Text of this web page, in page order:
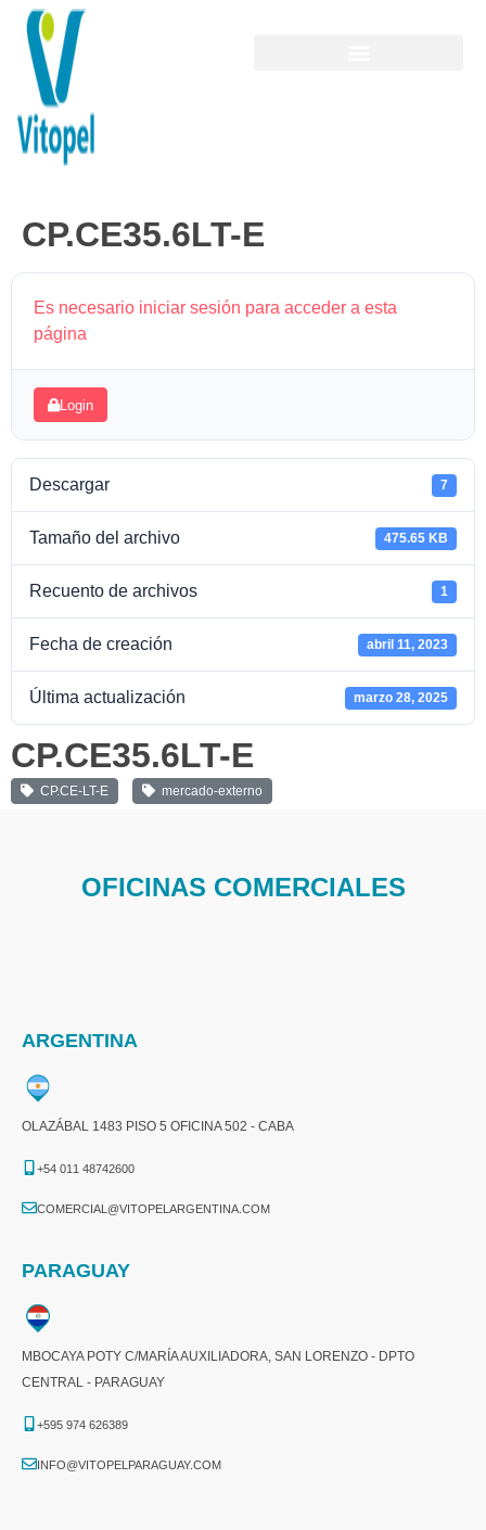
CP.CE35.6LT-E
Es necesario iniciar sesión para acceder a esta
página
Login
Descargar 7
Tamaño del archivo 475.65 KB
Recuento de archivos 1
Fecha de creación abril 11, 2023
Última actualización marzo 28, 2025
CP.CE35.6LT-E
CP.CE-LT-E mercado-externo
OFICINAS COMERCIALES
ARGENTINA
OLAZÁBAL 1483 PISO 5 OFICINA 502 - CABA
+54 011 48742600​
COMERCIAL@VITOPELARGENTINA.COM​
PARAGUAY
MBOCAYA POTY C/MARÍA AUXILIADORA, SAN LORENZO - DPTO
CENTRAL - PARAGUAY
+595 974 626389
INFO@VITOPELPARAGUAY.COM